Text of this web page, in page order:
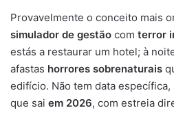
Provavelmente o conceito mais
simulador de gestão com terror
estás a restaurar um hotel; à
afastas horrores sobrenaturais
edifício. Não tem data específica,
que sai em 2026, com estreia